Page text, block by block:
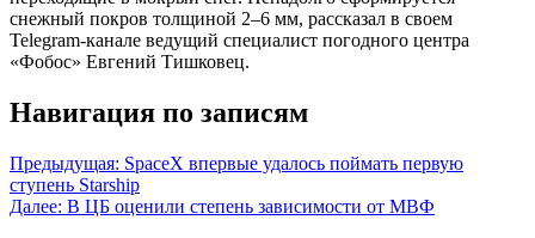
снежный покров толщиной 2–6 мм, рассказал в своем
Telegram-канале ведущий специалист погодного центра
«Фобос» Евгений Тишковец.
Навигация по записям
Предыдущая: SpaceX впервые удалось поймать первую
ступень Starship
Далее: В ЦБ оценили степень зависимости от МВФ